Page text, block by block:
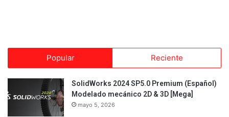
Popular Reciente
SolidWorks 2024 SP5.0 Premium (Español)
Modelado mecánico 2D & 3D [Mega]
mayo 5, 2026